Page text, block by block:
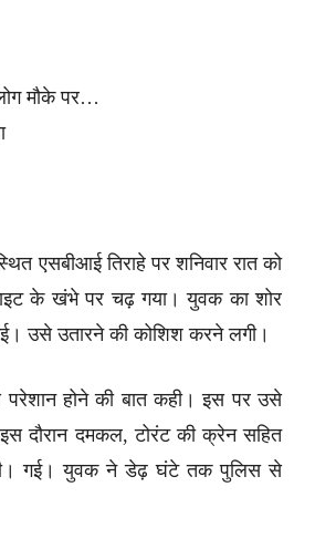
मौके पर…
एसबीआई तिराहे पर शनिवार रात को
के खंभे पर चढ़ गया। युवक का शोर
उसे उतारने की कोशिश करने लगी।
होने की बात कही। इस पर उसे
इस दौरान दमकल, टोरंट की क्रेन सहित
गई। युवक ने डेढ़ घंटे तक पुलिस से